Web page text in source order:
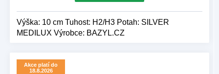
Výška: 10 cm Tuhost: H2/H3 Potah: SILVER
MEDILUX Výrobce: BAZYL.CZ
Akce platí do
18.8.2026